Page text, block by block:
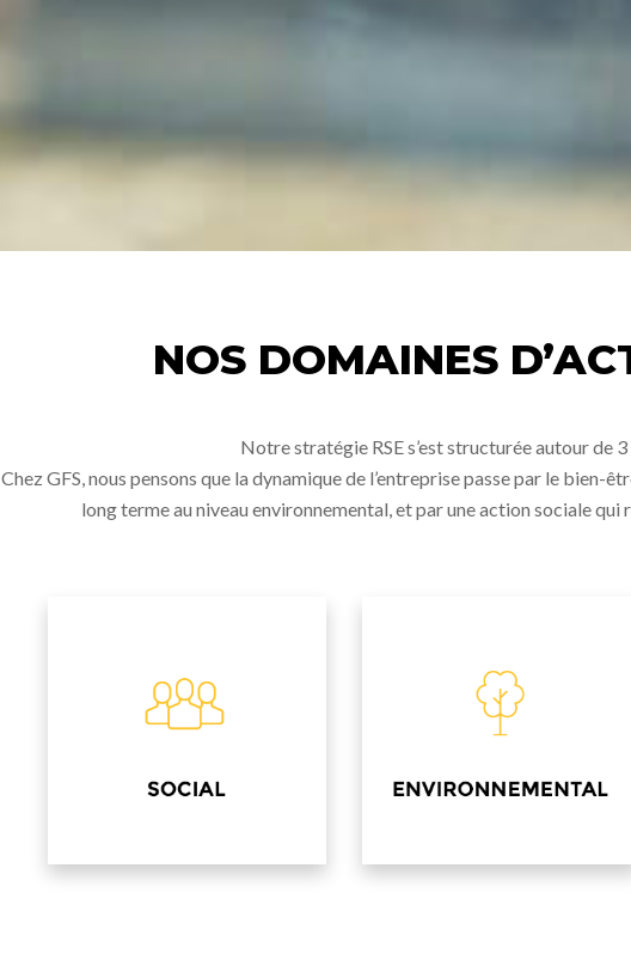
NOS DOMAINES
Notre stratégie RSE s’est structurée autour de
Chez GFS, nous pensons que la dynamique de l’entreprise passe par le bien-
long terme au niveau environnemental, et par une action sociale